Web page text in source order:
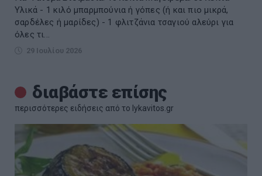
Υλικά - 1 κιλό μπαρμπούνια ή γόπες (ή και πιο μικρά,
σαρδέλες ή μαρίδες) - 1 φλιτζάνια τσαγιού αλεύρι για
όλες τι...
29 Ιουλίου 2026
διαβάστε επίσης
περισσότερες ειδήσεις από το lykavitos.gr